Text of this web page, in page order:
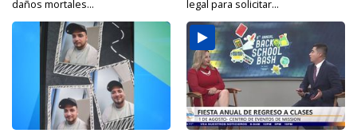
daños mortales...
legal para solicitar...